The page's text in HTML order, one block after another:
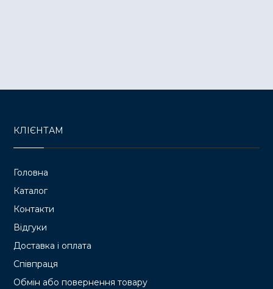
КЛІЄНТАМ
Головна
Каталог
Контакти
Відгуки
Доставка і оплата
Співпраця
Обмін або повернення товару